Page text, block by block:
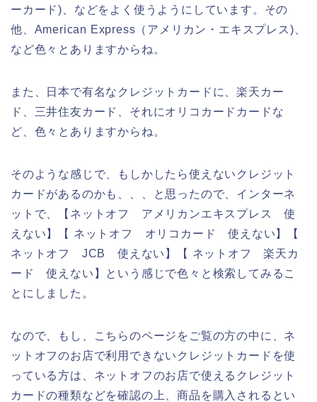
ーカード)、などをよく使うようにしています。その
他、American Express（アメリカン・エキスプレス)、
など色々とありますからね。
また、日本で有名なクレジットカードに、楽天カー
ド、三井住友カード、それにオリコカードカードな
ど、色々とありますからね。
そのような感じで、もしかしたら使えないクレジット
カードがあるのかも、、、と思ったので、インターネ
ットで、【ネットオフ アメリカンエキスプレス 使
えない】【 ネットオフ オリコカード 使えない】【
ネットオフ JCB 使えない】【 ネットオフ 楽天カ
ード 使えない】という感じで色々と検索してみるこ
とにしました。
なので、もし、こちらのページをご覧の方の中に、ネ
ットオフのお店で利用できないクレジットカードを使
っている方は、ネットオフのお店で使えるクレジット
カードの種類などを確認の上、商品を購入されるとい